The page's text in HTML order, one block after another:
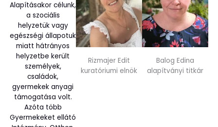
Alapításakor célunk,
a szociális
helyzetük vagy
egészségi állapotuk
miatt hátrányos
helyzetbe került
személyek,
családok,
gyermekek anyagi
támogatása volt.
Azóta több
Gyermekeket ellátó
Rizmajer Edit
kuratóriumi elnök
Balog Edina
alapítványi titkár